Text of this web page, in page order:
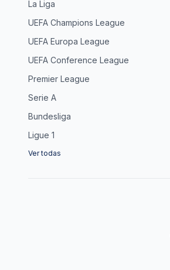
La Liga
UEFA Champions League
UEFA Europa League
UEFA Conference League
Premier League
Serie A
Bundesliga
Ligue 1
Ver todas